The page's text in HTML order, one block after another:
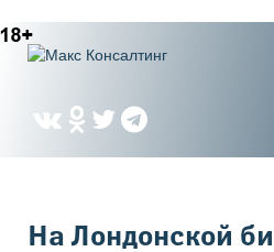
Вы здесь
На Лондонской